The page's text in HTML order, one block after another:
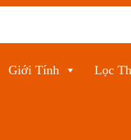
Giới Tính Lọc